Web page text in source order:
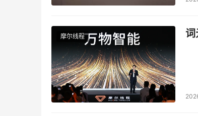
以通过大型虚拟存储池，简化管理，划
地和无破坏性地移动数据，在异构存储
代昂贵的大型机存储系统或磁带。
“选择NSC55对于客户来说是一个无风
说。“无论如何，您都必须购买一个磁盘
摩尔线程